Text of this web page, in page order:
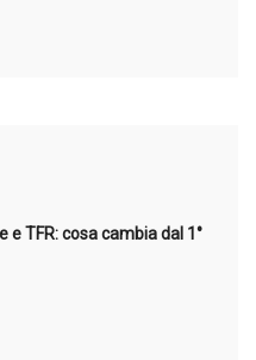
e TFR: cosa cambia dal 1°